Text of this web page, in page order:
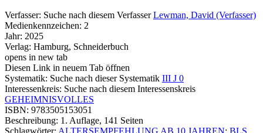
Verfasser: Suche nach diesem Verfasser Lewman, David (Verfasser)
Medienkennzeichen: 2
Jahr: 2025
Verlag: Hamburg, Schneiderbuch
opens in new tab
Diesen Link in neuem Tab öffnen
Systematik: Suche nach dieser Systematik III J 0
Interessenkreis: Suche nach diesem Interessenskreis
GEHEIMNISVOLLES
ISBN: 9783505153051
Beschreibung: 1. Auflage, 141 Seiten